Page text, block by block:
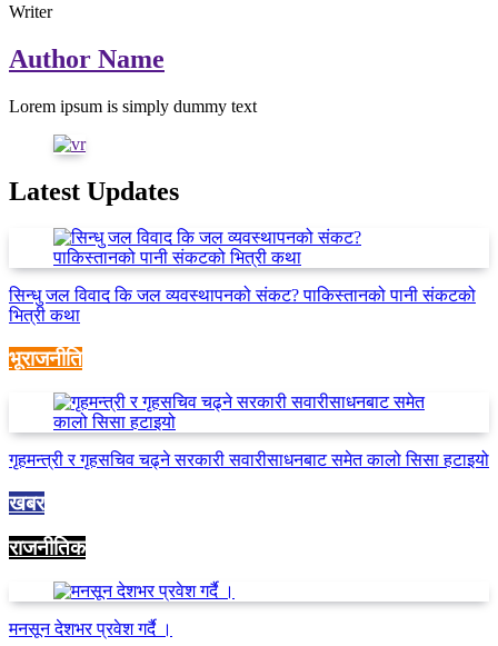
Writer
Author Name
Lorem ipsum is simply dummy text
Latest Updates
सिन्धु जल विवाद कि जल व्यवस्थापनको संकट? पाकिस्तानको पानी संकटको
भित्री कथा
भूराजनीति
गृहमन्त्री र गृहसचिव चढ्ने सरकारी सवारीसाधनबाट समेत कालो सिसा हटाइयो
खबर
राजनीतिक
मनसून देशभर प्रवेश गर्दै ।